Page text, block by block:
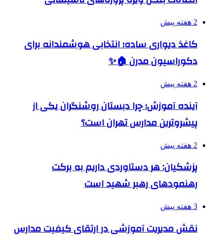
2 هفته پیش
کاغذ دیواری ساده؛ انتخابی هوشمندانه برای
دکوراسیون مدرن 🏠✨
2 هفته پیش
آینده آموزش؛ چرا دبستان روشنگران یکی از
پیشروترین مدارس تهران است؟
2 هفته پیش
پزشکیان: هر دستاوردی داریم به برکت
رهنمودهای رهبر شهید است
3 هفته پیش
نقش مدیریت آموزشی در ارتقای کیفیت مدارس